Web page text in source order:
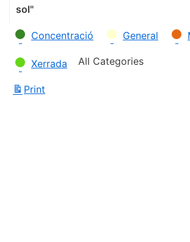
sol"
Categories
Concentració General
Xerrada All Categories
Print